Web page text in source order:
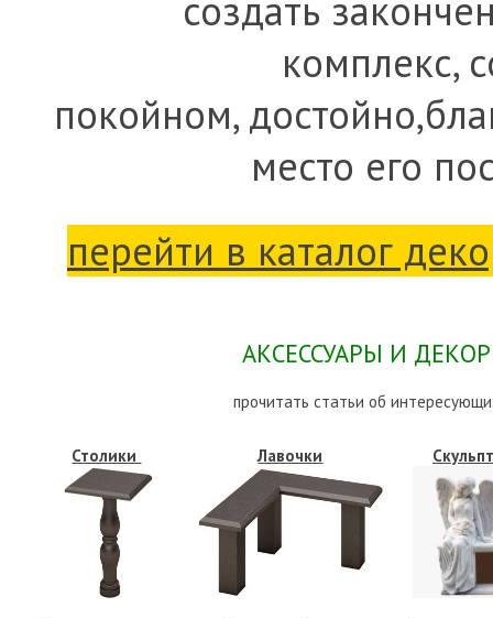
создать
комплекс,
покойном,
место его
перейти в каталог
АКСЕССУАРЫ И
прочитать статьи об
Столики Лавочки